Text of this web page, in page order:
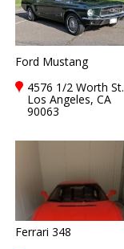
Ford Mustang
4576 1/2 Worth St.
Los Angeles, CA
90063
Ferrari 348